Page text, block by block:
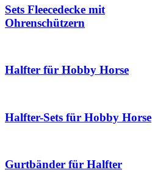
Sets Fleecedecke mit
Ohrenschützern
Halfter für Hobby Horse
Halfter-Sets für Hobby Horse
Gurtbänder für Halfter